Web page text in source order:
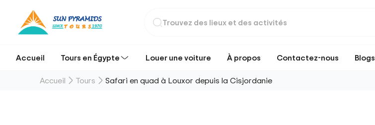
Accueil Tours en Égypte Louer une voiture À propos Contactez-nous Blogs
Accueil Tours Safari en quad à Louxor depuis la Cisjordanie